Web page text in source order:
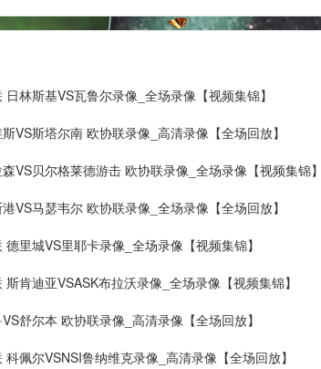
林斯基VS瓦鲁尔录像_全场录像【视频集锦】
VS斯塔尔南 欧协联录像_高清录像【全场回放】
VS贝尔格莱德游击 欧协联录像_全场录像【视频集锦
VS马瑟韦尔 欧协联录像_全场录像【全场回放】
里城VS里耶卡录像_全场录像【视频集锦】
肯迪亚VSASK布拉沃录像_全场录像【视频集锦】
舒尔本 欧协联录像_高清录像【全场回放】
佩尔VSNSI鲁纳维克录像_高清录像【全场回放】